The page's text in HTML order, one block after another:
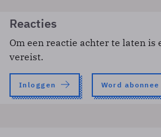
Reacties
Om een reactie achter te laten is
vereist.
Inloggen Word abonnee